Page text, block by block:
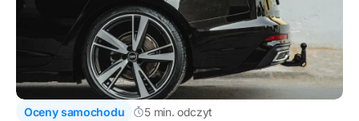
Oceny samochodu 5 min. odczyt